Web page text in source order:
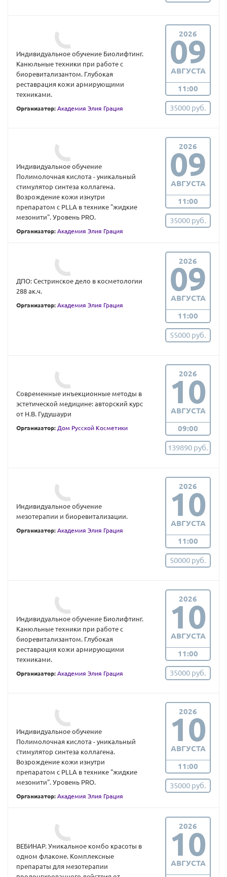
Индивидуальное обучение Биолифтинг.
Канюльные техники при работе с
биоревитализантом. Глубокая
реставрация кожи армирующими
техниками.
Организатор: Академия Элия Грация
2026
09
АВГУСТА
11:00
35000 руб.
Индивидуальное обучение
Полимолочная кислота - уникальный
стимулятор синтеза коллагена.
Возрождение кожи изнутри
препаратом с PLLA в технике "жидкие
мезонити". Уровень PRO.
Организатор: Академия Элия Грация
2026
09
АВГУСТА
11:00
35000 руб.
ДПО: Сестринское дело в косметологии
288 ак.ч.
Организатор: Академия Элия Грация
2026
09
АВГУСТА
11:00
55000 руб.
Современные инъекционные методы в
эстетической медицине: авторский курс
от Н.В. Гудушаури
Организатор: Дом Русской Косметики
2026
10
АВГУСТА
09:00
139890 руб.
Индивидуальное обучение
мезотерапии и биоревитализации.
Организатор: Академия Элия Грация
2026
10
АВГУСТА
11:00
50000 руб.
Индивидуальное обучение Биолифтинг.
Канюльные техники при работе с
биоревитализантом. Глубокая
реставрация кожи армирующими
техниками.
Организатор: Академия Элия Грация
2026
10
АВГУСТА
11:00
35000 руб.
Индивидуальное обучение
Полимолочная кислота - уникальный
стимулятор синтеза коллагена.
Возрождение кожи изнутри
препаратом с PLLA в технике "жидкие
мезонити". Уровень PRO.
Организатор: Академия Элия Грация
2026
10
АВГУСТА
11:00
35000 руб.
ВЕБИНАР. Уникальное комбо красоты в
одном флаконе. Комплексные
препараты для мезотерапии
2026
10
АВГУСТА